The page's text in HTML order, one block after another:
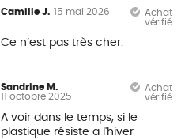
Camille J. 15 mai 2026
Achat
vérifié
Ce n’est pas très cher.
Sandrine M.
11 octobre 2025
Achat
vérifié
A voir dans le temps, si le
plastique résiste a l'hiver